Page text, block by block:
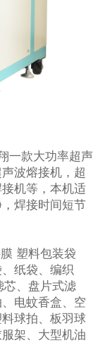
一款大功率超声
波熔接机，超
机等，本机适
焊接时间短节
塑料包装袋
纸袋、编织
芯、盘片式滤
电蚊香盒、空
球拍、板羽球
架、大型机油